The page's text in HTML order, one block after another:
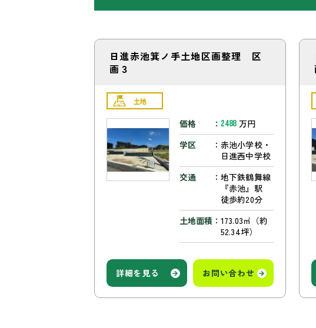
日進赤池箕ノ手土地区画整理 区
画３
土地
価格 2488 万円
学区
赤池小学校・
日進西中学校
交通
地下鉄鶴舞線
『赤池』駅
徒歩約20分
土地面積
173.03㎡（約
52.34坪）
詳細を見る お問い合わせ